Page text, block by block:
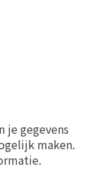
je gegevens
maken.